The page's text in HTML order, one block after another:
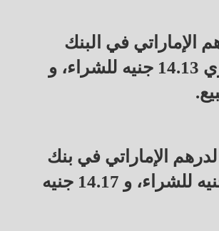
الإماراتي في البنك
الأهلي المصري 14.13 جنيه للشراء، و
الإماراتي في بنك
مصر 14.13 جنيه للشراء، و 14.17 جنيه